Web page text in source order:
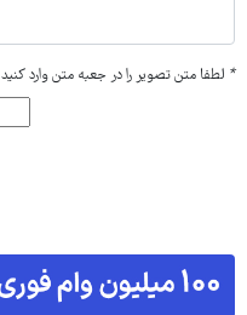
* لطفا متن تصویر را در جعبه متن وارد کنید